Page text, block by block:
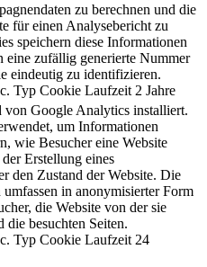
zu berechnen und die
für einen Analysebericht zu
speichern diese Informationen
eine zufällig generierte Nummer
eindeutig zu identifizieren.
Typ Cookie Laufzeit 2 Jahre
von Google Analytics installiert.
um Informationen
wie Besucher eine Website
Erstellung eines
den Zustand der Website. Die
umfassen in anonymisierter Form
die Website von der sie
die besuchten Seiten.
Typ Cookie Laufzeit 24